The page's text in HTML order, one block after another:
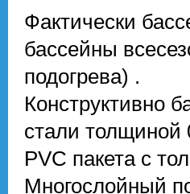
Фактически
бассейны
подогрева) .
Конструктивно
стали
PVC пакета с
Многослойный